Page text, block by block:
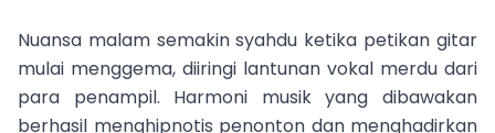
Nuansa malam semakin syahdu ketika petikan gitar
mulai menggema, diiringi lantunan vokal merdu dari
para penampil. Harmoni musik yang dibawakan
berhasil menghipnotis penonton dan menghadirkan